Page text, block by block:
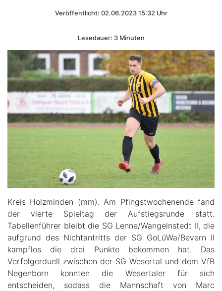
Veröffentlicht: 02.06.2023 15:32 Uhr
Lesedauer: 3 Minuten
Kreis Holzminden (mm). Am Pfingstwochenende fand
der vierte Spieltag der Aufstiegsrunde statt.
Tabellenführer bleibt die SG Lenne/Wangelnstedt II, die
aufgrund des Nichtantritts der SG GoLüWa/Bevern II
kampflos die drei Punkte bekommen hat. Das
Verfolgerduell zwischen der SG Wesertal und dem VfB
Negenborn konnten die Wesertaler für sich
entscheiden, sodass die Mannschaft von Marc